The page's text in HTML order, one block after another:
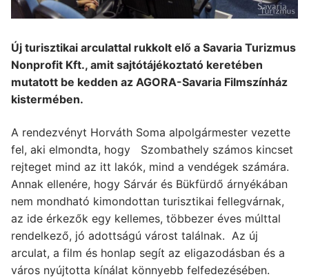
Új turisztikai arculattal rukkolt elő a Savaria Turizmus
Nonprofit Kft., amit sajtótájékoztató keretében
mutatott be kedden az AGORA-Savaria Filmszínház
kistermében.
A rendezvényt Horváth Soma alpolgármester vezette
fel, aki elmondta, hogy Szombathely számos kincset
rejteget mind az itt lakók, mind a vendégek számára.
Annak ellenére, hogy Sárvár és Bükfürdő árnyékában
nem mondható kimondottan turisztikai fellegvárnak,
az ide érkezők egy kellemes, többezer éves múlttal
rendelkező, jó adottságú várost találnak. Az új
arculat, a film és honlap segít az eligazodásban és a
város nyújtotta kínálat könnyebb felfedezésében.